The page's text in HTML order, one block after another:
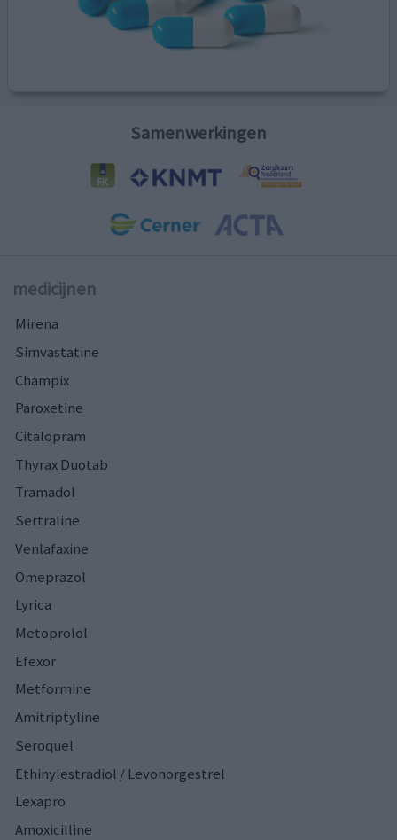
Samenwerkingen
medicijnen
Mirena
Simvastatine
Champix
Paroxetine
Citalopram
Thyrax Duotab
Tramadol
Sertraline
Venlafaxine
Omeprazol
Lyrica
Metoprolol
Efexor
Metformine
Amitriptyline
Seroquel
Ethinylestradiol / Levonorgestrel
Lexapro
Amoxicilline